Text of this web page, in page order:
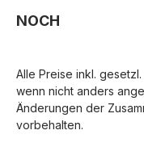
NOCH
Alle Preise inkl.
wenn nicht anders
Änderungen der
vorbehalten.